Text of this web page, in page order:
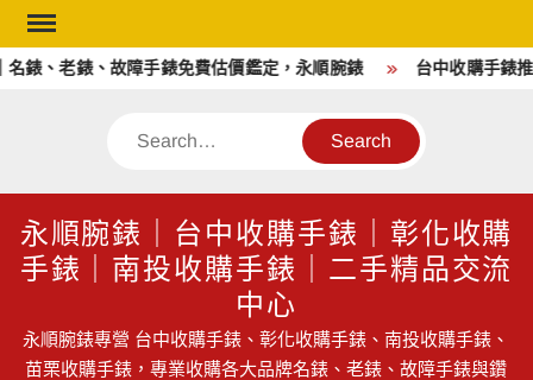
Skip
to
content
錶、老錶、故障手錶免費估價鑑定，永順腕錶 台中收購手錶
Search
永順腕錶｜台中收購手錶｜彰化收購
手錶｜南投收購手錶｜二手精品交流
中心
永順腕錶專營 台中收購手錶、彰化收購手錶、南投收購手錶、
苗栗收購手錶，專業收購各大品牌名錶、老錶、故障手錶與鑽